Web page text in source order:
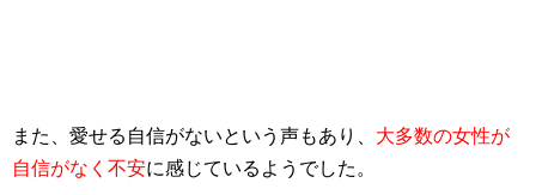
また、愛せる自信がないという声もあり、 大多数の女性が
自信がなく不安に感じているようでした。